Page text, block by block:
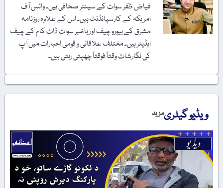
فیاض ظفر سوات کے سینئر صحافی ہیں۔ وائس آف
امریکہ کے کارسپانڈنٹ ہیں۔ اس کے علاوہ روزنامہ
مشرق کے بیورو چیف اور باخبر سوات ڈاٹ کام کے چیف
ایڈیٹر ہیں۔ مختلف علاقائی و قومی اخبارات میں آپ
کی نگارشات وقتاً فوقتاً چھپتی رہتی ہیں۔
ویڈیو گیلریمزید